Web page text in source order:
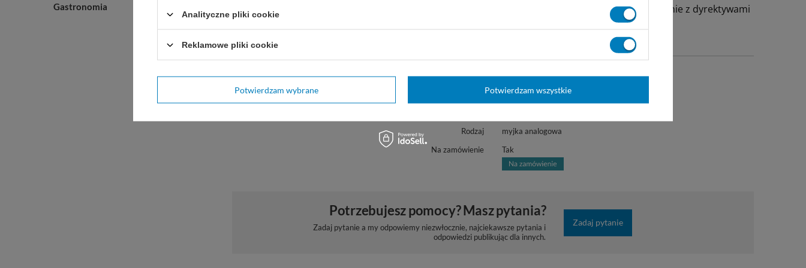
Gastronomia
Myjka ultradźwiękowa została wykonana w oparciu o najwyższe standardy bezpieczeństwa i zgodnie z dyrektywami
Sonic-6D
Rodzaj
myjka analogowa
Na zamówienie
Tak
Potrzebujesz pomocy? Masz pytania?
Zadaj pytanie a my odpowiemy niezwłocznie, najciekawsze pytania i
odpowiedzi publikując dla innych.
Zadaj pytanie
Analityczne pliki cookie
Reklamowe pliki cookie
Potwierdzam wybrane Potwierdzam wszystkie